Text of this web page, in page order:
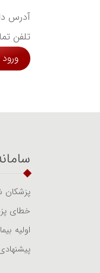
آدرس دانشکده :
تلفن تماس:7-
پزشکان
خطای
اولیه